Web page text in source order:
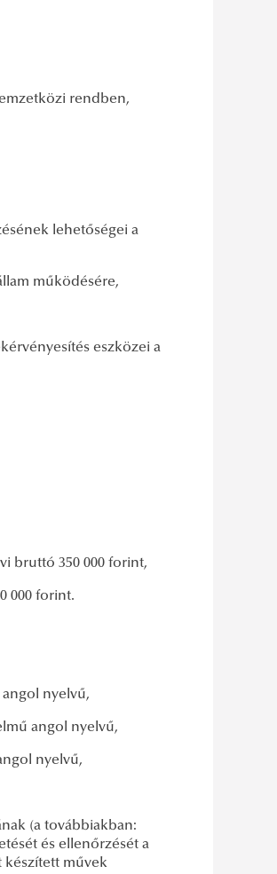
rendben,
lehetőségei a
működésére,
eszközei a
bruttó 350 000 forint,
000 forint.
nyelvű,
angol nyelvű,
nyelvű,
(a továbbiakban:
és ellenőrzését a
készített művek